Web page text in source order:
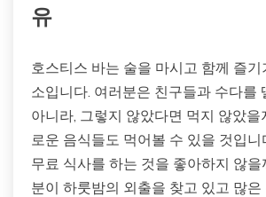
유
호스티스 바는 술을 마시고 함께 즐
소입니다. 여러분은 친구들과 수다를
아니라, 그렇지 않았다면 먹지 않았을
로운 음식들도 먹어볼 수 있을 것입니
무료 식사를 하는 것을 좋아하지 않을
분이 하룻밤의 외출을 찾고 있고 많은